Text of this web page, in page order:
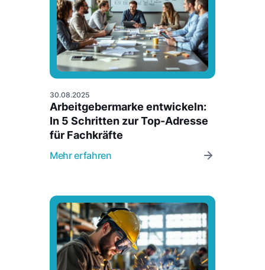
30.08.2025
Arbeitgebermarke entwickeln:
In 5 Schritten zur Top-Adresse
für Fachkräfte
Mehr erfahren